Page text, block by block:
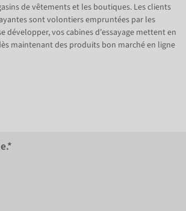
de vêtements et les boutiques. Les clients
sont volontiers empruntées par les
développer, vos cabines d'essayage mettent en
maintenant des produits bon marché en ligne